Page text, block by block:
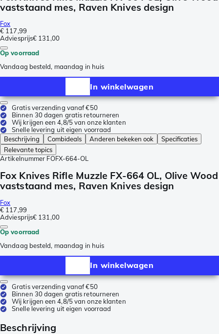
vaststaand mes, Raven Knives design
Fox
€ 117,99
Adviesprijs€ 131,00
Op voorraad
Vandaag besteld, maandag in huis
In winkelwagen
Gratis verzending vanaf €50
Binnen 30 dagen gratis retourneren
Wij krijgen een 4,8/5 van onze klanten
Snelle levering uit eigen voorraad
Beschrijving
Combideals Anderen bekeken ook
Specificaties
Relevante topics
Artikelnummer FOFX-664-OL
Fox Knives Rifle Muzzle FX-664 OL, Olive Wood
vaststaand mes, Raven Knives design
Fox
€ 117,99
Adviesprijs€ 131,00
Op voorraad
Vandaag besteld, maandag in huis
In winkelwagen
Gratis verzending vanaf €50
Binnen 30 dagen gratis retourneren
Wij krijgen een 4,8/5 van onze klanten
Snelle levering uit eigen voorraad
Beschrijving